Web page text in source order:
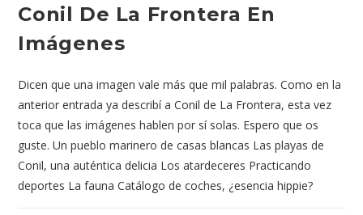
Conil De La Frontera En
Imágenes
Dicen que una imagen vale más que mil palabras. Como en la
anterior entrada ya describí a Conil de La Frontera, esta vez
toca que las imágenes hablen por sí solas. Espero que os
guste. Un pueblo marinero de casas blancas Las playas de
Conil, una auténtica delicia Los atardeceres Practicando
deportes La fauna Catálogo de coches, ¿esencia hippie?